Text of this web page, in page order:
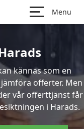
Menu
kännas som en
offerter. Men
vår offerttjänst får
i Harads.